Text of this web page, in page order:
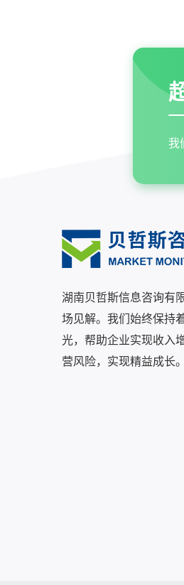
我
湖南贝哲斯信息咨询有
场见解。我们始终保持
光，帮助企业实现收入
营风险，实现精益成长。